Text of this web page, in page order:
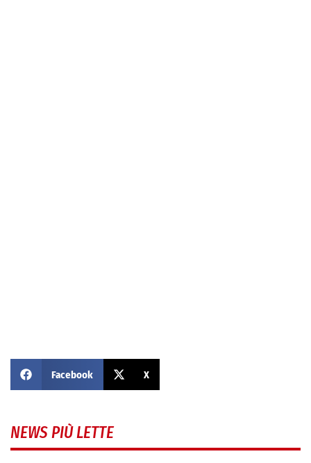
Facebook X
NEWS PIÙ LETTE